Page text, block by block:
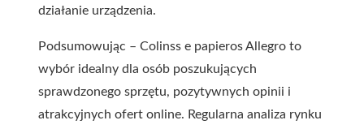
działanie urządzenia.
Podsumowując – Colinss e papieros Allegro to
wybór idealny dla osób poszukujących
sprawdzonego sprzętu, pozytywnych opinii i
atrakcyjnych ofert online. Regularna analiza rynku